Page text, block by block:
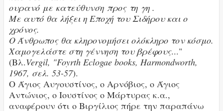
ουρανό με κατεύθυνσηπρος τη γη .
Με αυτό θα λήξει η Εποχή του Σιδήρου και ο
χρόνος.
Ο Άνθρωπος θα κληρονομήσει ολόκληρο τον κόσμο.
Χαμογελάστε στη γέννηση του βρέφους..."
(Βλ.Vergil, "Foyrth Eclogae books, Harmondworth,
1967, σελ. 53-57).
Ο Άγιος Αυγουστίνος, ο Αρνόβιος, ο Άγιος
Αντώνιος, ο Ιουστίνος ο Μάρτυρας κ.α.,
αναφέρουν ότι ο Βιργίλιος πήρε την παραπάνω